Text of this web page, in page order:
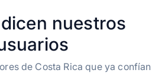
nuestros
de Costa Rica que ya confían